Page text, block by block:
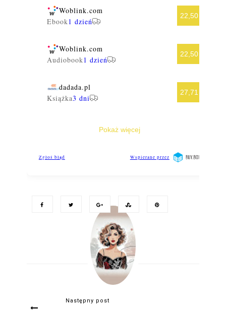
Następny post